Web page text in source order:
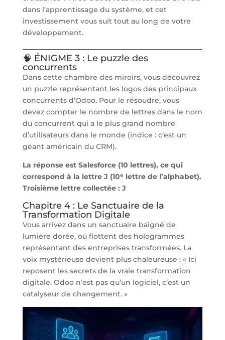
dans l’apprentissage du système, et cet
investissement vous suit tout au long de votre
développement.
🧠 ÉNIGME 3 : Le puzzle des
concurrents
Dans cette chambre des miroirs, vous découvrez
un puzzle représentant les logos des principaux
concurrents d’Odoo. Pour le résoudre, vous
devez compter le nombre de lettres dans le nom
du concurrent qui a le plus grand nombre
d’utilisateurs dans le monde (indice : c’est un
géant américain du CRM).
La réponse est Salesforce (10 lettres), ce qui
correspond à la lettre J (10ᵉ lettre de l’alphabet).
Troisième lettre collectée : J
Chapitre 4 : Le Sanctuaire de la
Transformation Digitale
Vous arrivez dans un sanctuaire baigné de
lumière dorée, où flottent des hologrammes
représentant des entreprises transformées. La
voix mystérieuse devient plus chaleureuse : « Ici
reposent les secrets de la vraie transformation
digitale. Odoo n’est pas qu’un logiciel, c’est un
catalyseur de changement. »